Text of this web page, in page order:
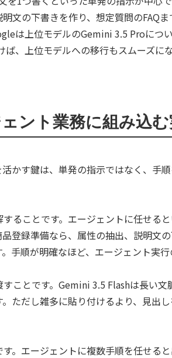
文の下書きを作り、想定質問のFAQ
は上位モデルのGemini 3.5 Proにつ
ば、上位モデルへの移行もスムーズに
ェント業務に組み込
かす鍵は、単発の指示ではなく、手
ることです。エージェントに任せる
登録準備なら、属性の抽出、説明文
手順が明確なほど、エージェント実行
ことです。Gemini 3.5 Flashは長い
ただし雑多に貼り付けるより、見出
。エージェントに複数手順を任せる